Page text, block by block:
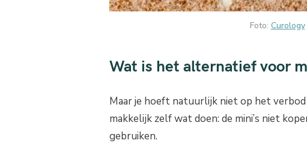
Foto: Curology
Wat is het alternatief voor
Maar je hoeft natuurlijk niet op het
makkelijk zelf wat doen: de mini’s niet
gebruiken.